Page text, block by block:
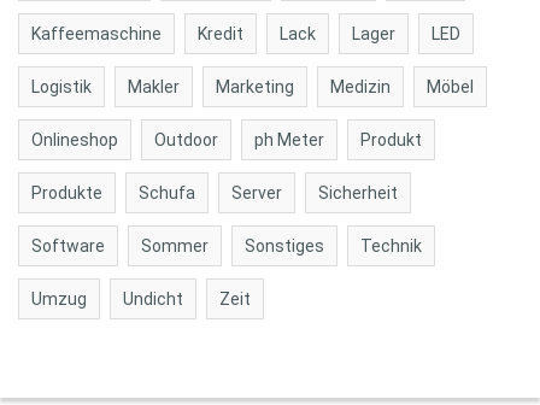
Kaffeemaschine Kredit Lack Lager LED
Logistik Makler Marketing Medizin Möbel
Onlineshop Outdoor ph Meter Produkt
Produkte Schufa Server Sicherheit
Software Sommer Sonstiges Technik
Umzug Undicht Zeit